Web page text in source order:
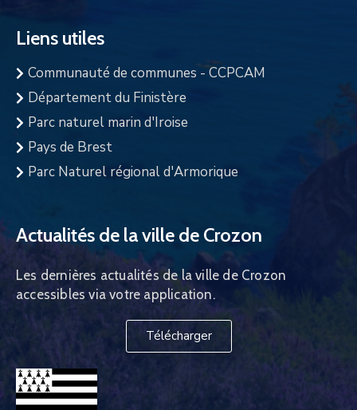
Liens utiles
Communauté de communes - CCPCAM
Département du Finistère
Parc naturel marin d'Iroise
Pays de Brest
Parc Naturel régional d'Armorique
Actualités de la ville de Crozon
Les dernières actualités de la ville de Crozon
accessibles via votre application.
Télécharger